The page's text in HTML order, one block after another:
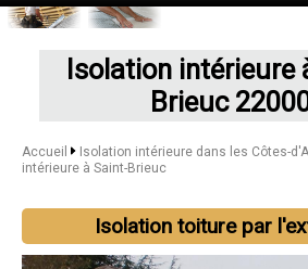
Isolation intérieure
Brieuc
Accueil Isolation intérieure dans les Côtes-
intérieure à Saint-Brieuc
Isolation toiture par